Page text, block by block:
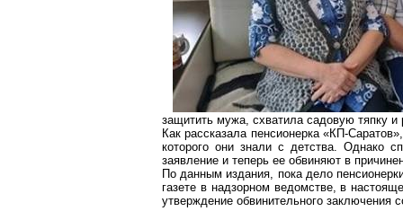
защитить мужа, схватила садовую тяпку и
Как рассказала пенсионерка «КП-Саратов
которого они знали с детства. Однако
заявление и теперь ее обвиняют в
По данным издания, пока дело
газете в надзорном ведомстве, в
утверждение обвинительного заключения